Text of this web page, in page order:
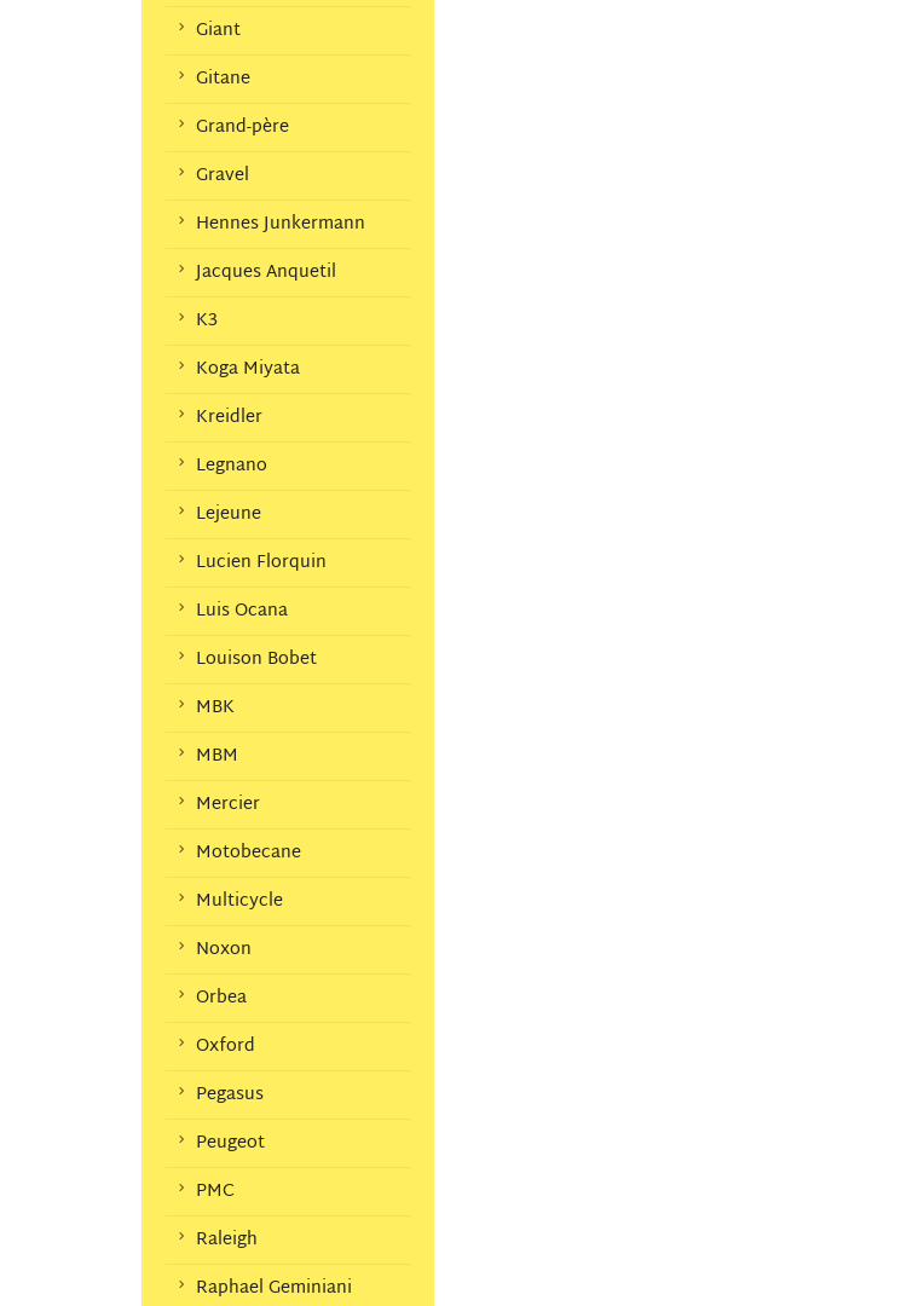
Giant
Gitane
Grand-père
Gravel
Hennes Junkermann
Jacques Anquetil
K3
Koga Miyata
Kreidler
Legnano
Lejeune
Lucien Florquin
Luis Ocana
Louison Bobet
MBK
MBM
Mercier
Motobecane
Multicycle
Noxon
Orbea
Oxford
Pegasus
Peugeot
PMC
Raleigh
Raphael Geminiani